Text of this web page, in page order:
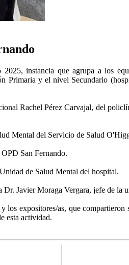
instancia que agrupa a los
Primaria y el nivel Secundario
Rachel Pérez Carvajal, del
Mental del Servicio de Salud
San Fernando.
de Salud Mental del hospital.
Dr. Javier Moraga Vergara, jefe de la
los expositores/as, que
esta actividad.